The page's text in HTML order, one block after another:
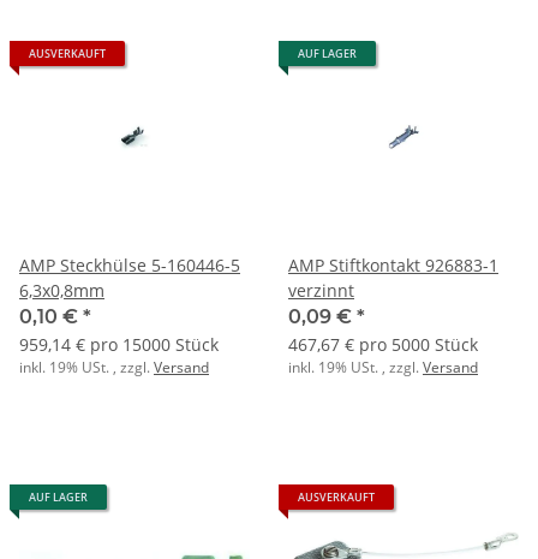
AUSVERKAUFT
AMP Steckhülse 5-160446-5
6,3x0,8mm
0,10 € *
959,14 € pro 15000 Stück
inkl. 19% USt. , zzgl.Versand
AUF LAGER
AMP Stiftkontakt 926883-1
verzinnt
0,09 € *
467,67 € pro 5000 Stück
inkl. 19% USt. , zzgl.Versand
AUF LAGER AUSVERKAUFT